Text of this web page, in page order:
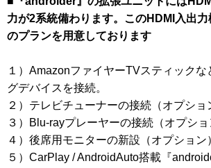
力が2系統備わります。このHDMI入出
のプランを用意しております
１）AmazonファイヤーTVスティックな
グデバイスを接続。
２）テレビチューナーの接続（オプショ
３）Blu-rayプレーヤーの接続（オプショ
４）後席用モニターの新設（オプション
５）CarPlay / AndroidAuto搭載『